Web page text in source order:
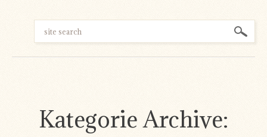
Kategorie Archive: